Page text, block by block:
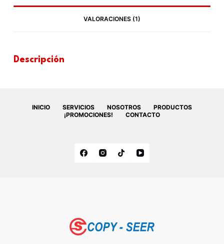
VALORACIONES (1)
Descripción
INICIO SERVICIOS NOSOTROS
PRODUCTOS
¡PROMOCIONES!
CONTACTO